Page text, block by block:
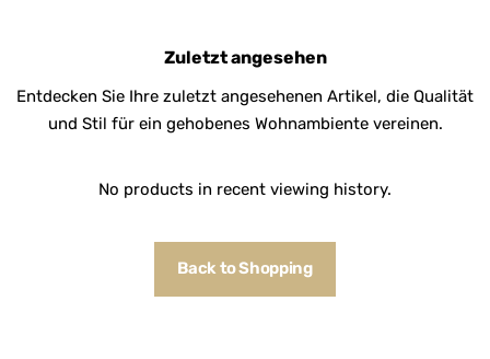
Zuletzt angesehen
Entdecken Sie Ihre zuletzt angesehenen Artikel, die Qualität
und Stil für ein gehobenes Wohnambiente vereinen.
No products in recent viewing history.
Back to Shopping